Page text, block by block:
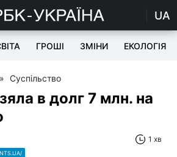
UA
ГРОШІ ЗМІНИ ЕКОЛОГІЯ
» Суспільство
в долг 7 млн. на
1 хв